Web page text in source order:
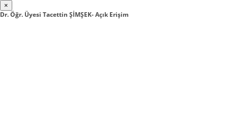
×
Dr. Öğr. Üyesi Tacettin ŞİMŞEK- Açık Erişim